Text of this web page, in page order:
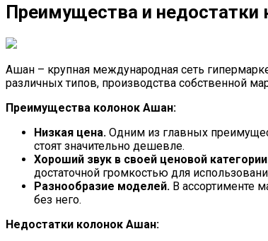
Преимущества и недостатки
Ашан – крупная международная сеть
различных типов, производства собственной
Преимущества колонок Ашан:
Низкая цена. Одним из главных
стоят значительно дешевле.
Хороший звук в своей ценовой
достаточной громкостью для
Разнообразие моделей. В ассортименте
без него.
Недостатки колонок Ашан: